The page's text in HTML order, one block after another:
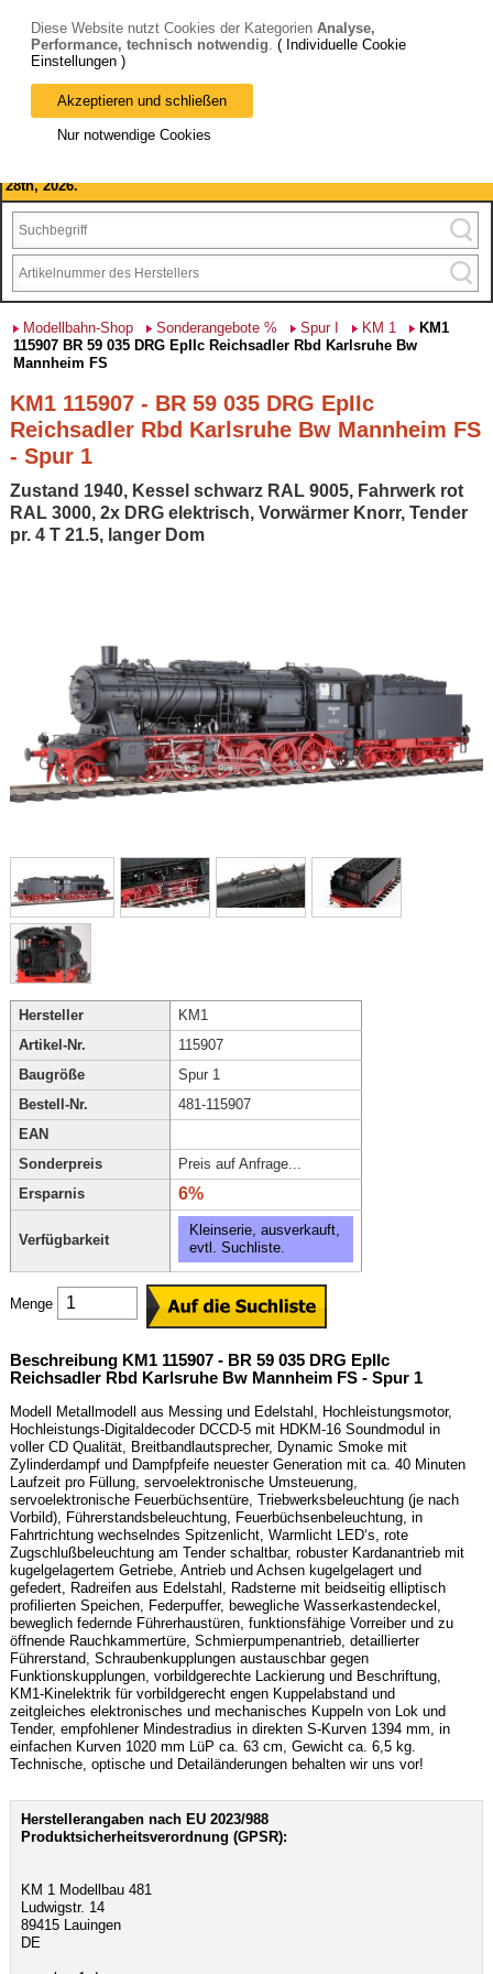
Bitte beachten Sie: wir machen Betriebsferien, vom 03. bis 28.
August 2026 haben wir geschlossen.
28th, 2026.
Modellbahn-Shop Sonderangebote % Spur I KM 1
KM1
115907 BR 59 035 DRG EpIIc Reichsadler Rbd Karlsruhe Bw
Mannheim FS
KM1 115907 - BR 59 035 DRG EpIIc
Reichsadler Rbd Karlsruhe Bw Mannheim FS
- Spur 1
Zustand 1940, Kessel schwarz RAL 9005, Fahrwerk rot
RAL 3000, 2x DRG elektrisch, Vorwärmer Knorr, Tender
pr. 4 T 21.5, langer Dom
Hersteller
KM1
Artikel-Nr.
115907
Baugröße
Spur 1
Bestell-Nr.
481-115907
EAN
Sonderpreis
Preis auf Anfrage...
Ersparnis
6%
Verfügbarkeit
Kleinserie, ausverkauft,
evtl. Suchliste.
Menge
Beschreibung KM1 115907 - BR 59 035 DRG EpIIc
Reichsadler Rbd Karlsruhe Bw Mannheim FS - Spur 1
Modell Metallmodell aus Messing und Edelstahl, Hochleistungsmotor,
Hochleistungs-Digitaldecoder DCCD-5 mit HDKM-16 Soundmodul in
voller CD Qualität, Breitbandlautsprecher, Dynamic Smoke mit
Zylinderdampf und Dampfpfeife neuester Generation mit ca. 40 Minuten
Laufzeit pro Füllung, servoelektronische Umsteuerung,
servoelektronische Feuerbüchsentüre, Triebwerksbeleuchtung (je nach
Vorbild), Führerstandsbeleuchtung, Feuerbüchsenbeleuchtung, in
Fahrtrichtung wechselndes Spitzenlicht, Warmlicht LED‘s, rote
Zugschlußbeleuchtung am Tender schaltbar, robuster Kardanantrieb mit
kugelgelagertem Getriebe, Antrieb und Achsen kugelgelagert und
gefedert, Radreifen aus Edelstahl, Radsterne mit beidseitig elliptisch
profilierten Speichen, Federpuffer, bewegliche Wasserkastendeckel,
beweglich federnde Führerhaustüren, funktionsfähige Vorreiber und zu
öffnende Rauchkammertüre, Schmierpumpenantrieb, detaillierter
Führerstand, Schraubenkupplungen austauschbar gegen
Funktionskupplungen, vorbildgerechte Lackierung und Beschriftung,
KM1-Kinelektrik für vorbildgerecht engen Kuppelabstand und
zeitgleiches elektronisches und mechanisches Kuppeln von Lok und
Tender, empfohlener Mindestradius in direkten S-Kurven 1394 mm, in
einfachen Kurven 1020 mm LüP ca. 63 cm, Gewicht ca. 6,5 kg.
Technische, optische und Detailänderungen behalten wir uns vor!
Herstellerangaben nach EU 2023/988
Produktsicherheitsverordnung (GPSR):
KM 1 Modellbau 481
Ludwigstr. 14
89415 Lauingen
DE
Diese Website nutzt Cookies der Kategorien Analyse,
Performance, technisch notwendig. ( Individuelle Cookie
Einstellungen )
Akzeptieren und schließen
Nur notwendige Cookies